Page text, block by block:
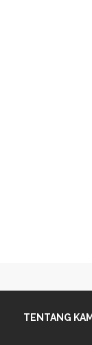
TENTANG KAMI